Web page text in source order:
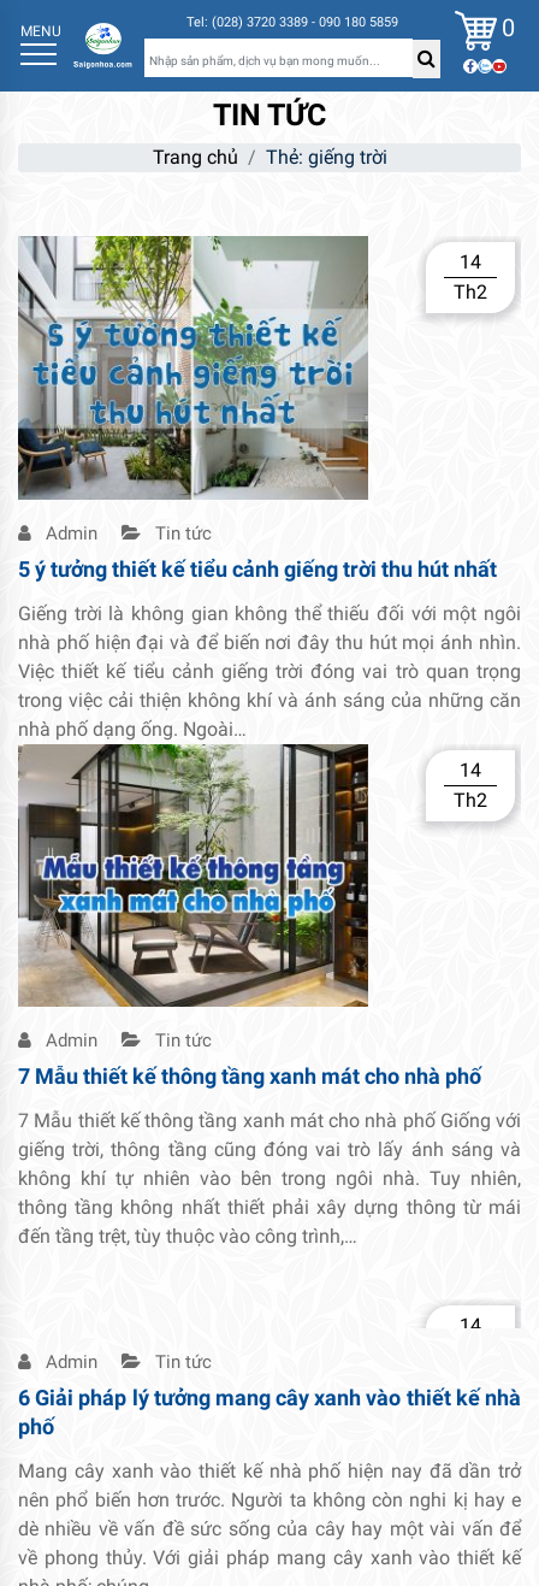
MENU Tel: (028) 3720 3389 - 090 180 5859 0
TIN TỨC
Trang chủ Thẻ: giếng trời
14
Th2
Admin Tin tức
5 ý tưởng thiết kế tiểu cảnh giếng trời thu hút nhất
Giếng trời là không gian không thể thiếu đối với một ngôi
nhà phố hiện đại và để biến nơi đây thu hút mọi ánh nhìn.
Việc thiết kế tiểu cảnh giếng trời đóng vai trò quan trọng
trong việc cải thiện không khí và ánh sáng của những căn
nhà phố dạng ống. Ngoài…
14
Th2
Admin Tin tức
7 Mẫu thiết kế thông tầng xanh mát cho nhà phố
7 Mẫu thiết kế thông tầng xanh mát cho nhà phố Giống với
giếng trời, thông tầng cũng đóng vai trò lấy ánh sáng và
không khí tự nhiên vào bên trong ngôi nhà. Tuy nhiên,
thông tầng không nhất thiết phải xây dựng thông từ mái
đến tầng trệt, tùy thuộc vào công trình,…
14
Admin Tin tức
6 Giải pháp lý tưởng mang cây xanh vào thiết kế nhà
phố
Mang cây xanh vào thiết kế nhà phố hiện nay đã dần trở
nên phổ biến hơn trước. Người ta không còn nghi kị hay e
dè nhiều về vấn đề sức sống của cây hay một vài vấn để
về phong thủy. Với giải pháp mang cây xanh vào thiết kế